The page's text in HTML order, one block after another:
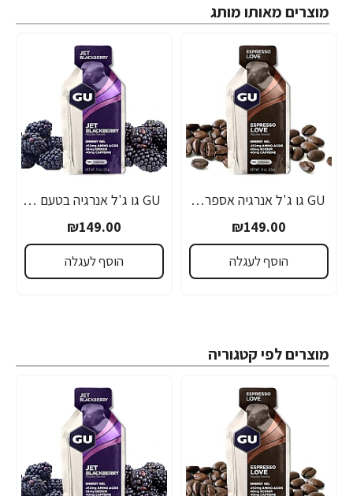
מוצרים מאותו מותג
GU גו ג'ל אנרגיה אספרסו 32 גרם - 24 יחידות
₪149.00
הוסף לעגלה
GU גו ג'ל אנרגיה בטעם פטל שחור 32 גרם - 24 יחידות
₪149.00
הוסף לעגלה
מוצרים לפי קטגוריה